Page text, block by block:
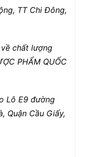
TT Chi Đông,
chất lượng
PHẨM QUỐC
Lô E9 đường
Quận Cầu Giấy,